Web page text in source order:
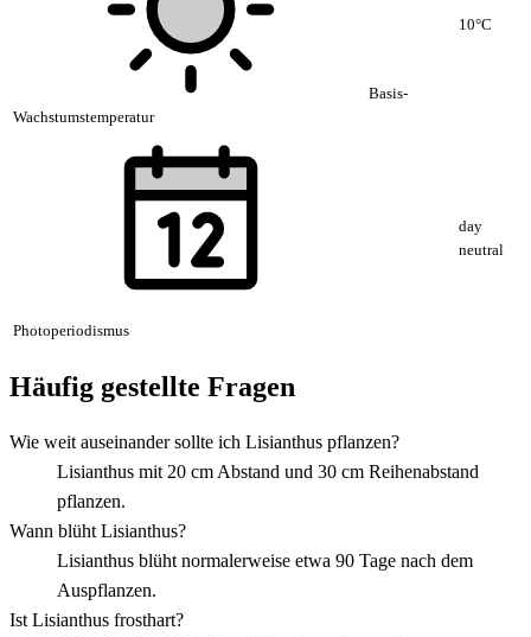
Basis-
Wachstumstemperatur
10°C
Photoperiodismus
day
neutral
Häufig gestellte Fragen
Wie weit auseinander sollte ich Lisianthus pflanzen?
Lisianthus mit 20 cm Abstand und 30 cm Reihenabstand
pflanzen.
Wann blüht Lisianthus?
Lisianthus blüht normalerweise etwa 90 Tage nach dem
Auspflanzen.
Ist Lisianthus frosthart?